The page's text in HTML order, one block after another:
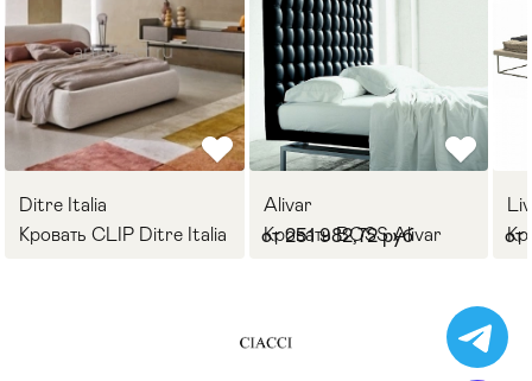
Ditre Italia
Кровать CLIP Ditre Italia
Alivar
Кровать BOSS Alivar
от 251 982,72 руб от